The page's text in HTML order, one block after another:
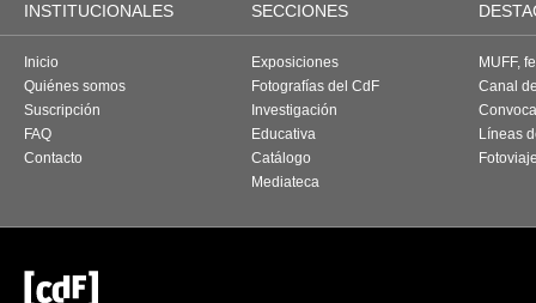
INSTITUCIONALES SECCIONES
Inicio
Quiénes somos
Suscripción
FAQ
Contacto
Exposiciones
Fotografías del CdF
Investigación
Educativa
Catálogo
Mediateca
MUFF,
Canal
Líneas